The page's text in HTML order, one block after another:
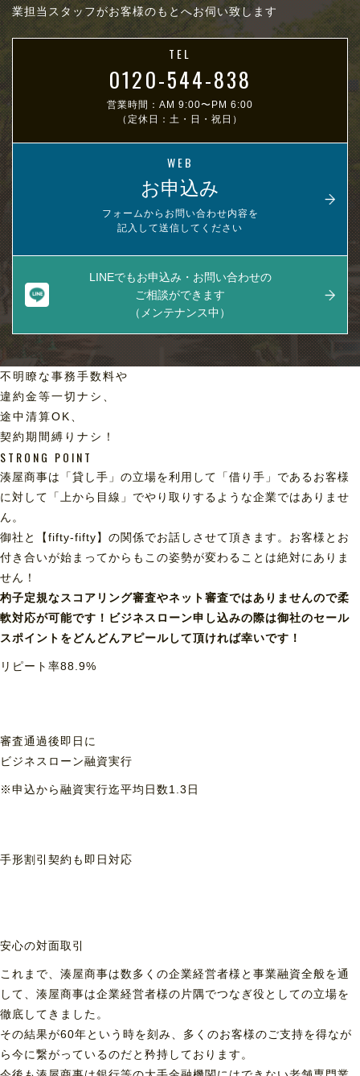
業担当スタッフがお客様のもとへお伺い致します
TEL
0120-544-838
営業時間：AM 9:00〜PM 6:00
（定休日：土・日・祝日）
WEB
お申込み
フォームからお問い合わせ内容を
記入して送信してください
LINEでもお申込み・お問い合わせの
ご相談ができます
（メンテナンス中）
不明瞭な事務手数料や
違約金等一切ナシ、
途中清算OK、
契約期間縛りナシ！
STRONG POINT
湊屋商事は「貸し手」の立場を利用して「借り手」であるお客様
に対して「上から目線」でやり取りするような企業ではありませ
ん。
御社と【fifty-fifty】の関係でお話しさせて頂きます。お客様とお
付き合いが始まってからもこの姿勢が変わることは絶対にありま
せん！
杓子定規なスコアリング審査やネット審査ではありませんので柔
軟対応が可能です！ビジネスローン申し込みの際は御社のセール
スポイントをどんどんアピールして頂ければ幸いです！
リピート率88.9%
審査通過後即日に
ビジネスローン融資実行
※申込から融資実行迄平均日数1.3日
手形割引契約も 即日対応
安心の対面取引
これまで、湊屋商事は数多くの企業経営者様と事業融資全般を通
して、湊屋商事は企業経営者様の片隅でつなぎ役としての立場を
徹底してきました。
その結果が60年という時を刻み、多くのお客様のご支持を得なが
ら今に繋がっているのだと矜持しております。